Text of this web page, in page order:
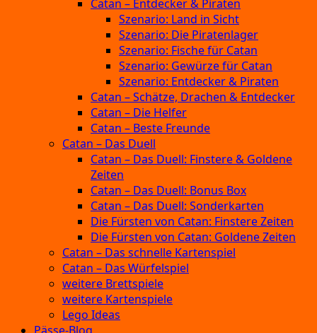
Catan – Entdecker & Piraten
Szenario: Land in Sicht
Szenario: Die Piratenlager
Szenario: Fische für Catan
Szenario: Gewürze für Catan
Szenario: Entdecker & Piraten
Catan – Schätze, Drachen & Entdecker
Catan – Die Helfer
Catan – Beste Freunde
Catan – Das Duell
Catan – Das Duell: Finstere & Goldene
Zeiten
Catan – Das Duell: Bonus Box
Catan – Das Duell: Sonderkarten
Die Fürsten von Catan: Finstere Zeiten
Die Fürsten von Catan: Goldene Zeiten
Catan – Das schnelle Kartenspiel
Catan – Das Würfelspiel
weitere Brettspiele
weitere Kartenspiele
Lego Ideas